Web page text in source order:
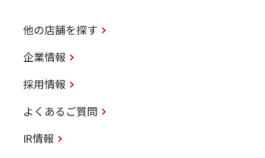
他の店舗を探す
企業情報
採用情報
よくあるご質問
IR情報